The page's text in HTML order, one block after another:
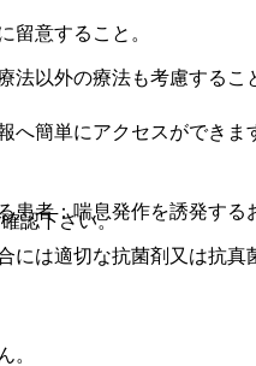
意すること。
以外の療法も考慮するこ
者：喘息発作を誘発する
は適切な抗菌剤又は抗
簡単にアクセスができま
認下さい。
。